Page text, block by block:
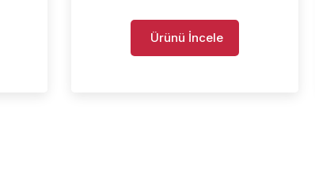
Ürünü İncele